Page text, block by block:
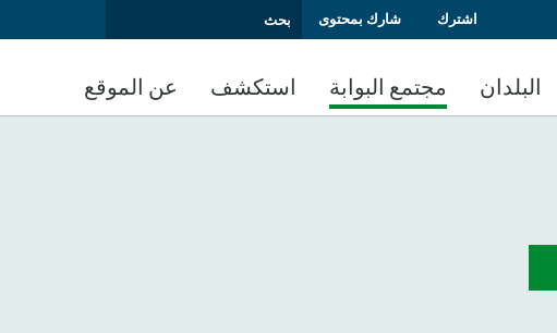
اشترك شارك بمحتوى
البلدان مجتمع البوابة استكشف عن الموقع